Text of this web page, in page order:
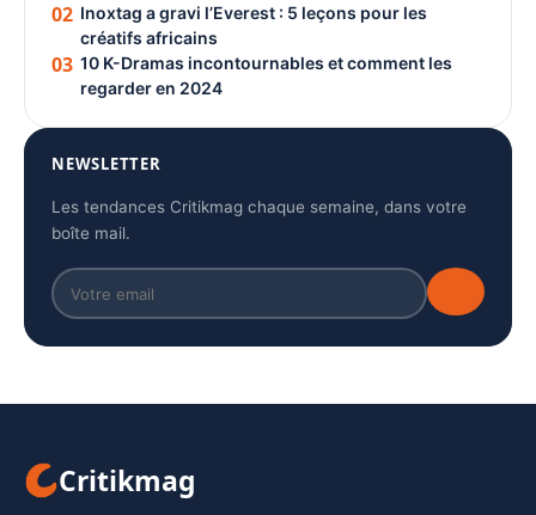
02 Inoxtag a gravi l’Everest : 5 leçons pour les
créatifs africains
03 10 K-Dramas incontournables et comment les
regarder en 2024
NEWSLETTER
Les tendances Critikmag chaque semaine, dans votre
boîte mail.
Critikmag